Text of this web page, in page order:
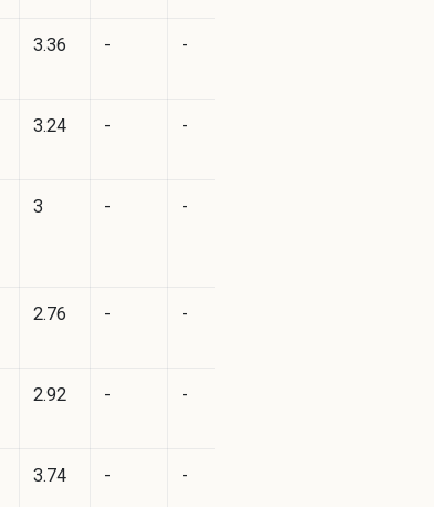
3.36 - -
3.24 - -
3 - -
2.76 - -
2.92 - -
3.74 - -